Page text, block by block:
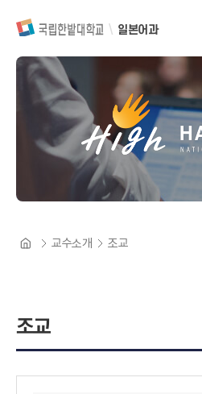
일본어과
조교
교수소개 조교